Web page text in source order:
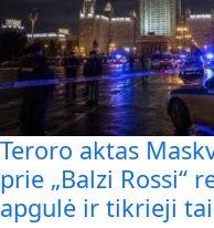
Teroro aktas
prie „Balzi Rossi“
apgulė ir tikrieji